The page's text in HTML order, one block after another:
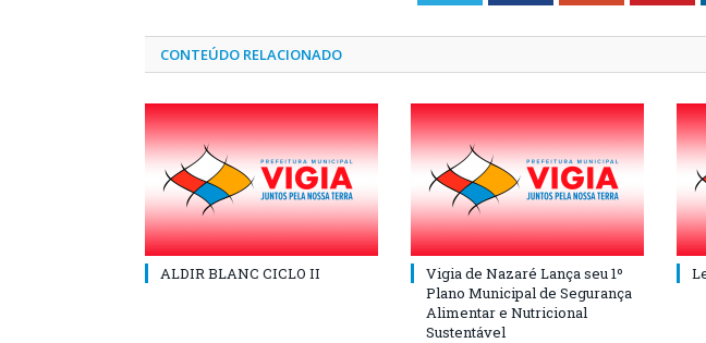
CONTEÚDO RELACIONADO
ALDIR BLANC CICLO II
Vigia de Nazaré Lança seu 1º
Plano Municipal de Segurança
Alimentar e Nutricional
Sustentável